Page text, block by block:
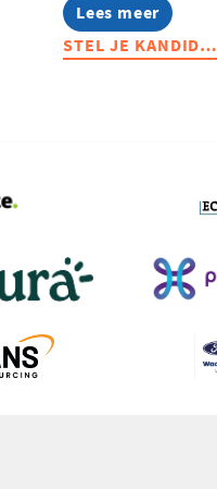
Lees meer
about
Stel
je
STEL JE KANDID…